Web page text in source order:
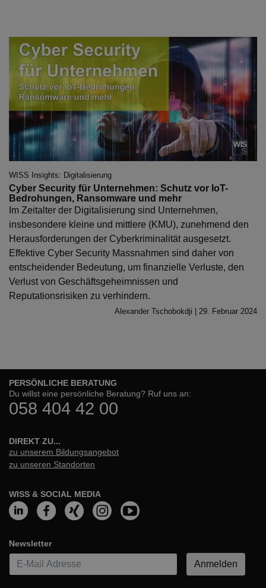
WISS Insights: Digitalisierung
Cyber Security für Unternehmen: Schutz vor IoT-
Bedrohungen, Ransomware und mehr
Im Zeitalter der Digitalisierung sind Unternehmen,
insbesondere kleine und mittlere (KMU), zunehmend den
Herausforderungen der Cyberkriminalität ausgesetzt.
Effektive Cyber Security Massnahmen sind daher von
entscheidender Bedeutung, um finanzielle Verluste, den
Verlust von Geschäftsgeheimnissen und
Reputationsrisiken zu verhindern.
Alexander Tschobokdji | 29. Februar 2024
PERSÖNLICHE BERATUNG
Du willst eine persönliche Beratung? Ruf uns an:
058 404 42 00
DIREKT ZU...
zu unserem Bildungsangebot
zu unseren Standorten
WISS & SOCIAL MEDIA
Newsletter
E-Mail*
Anmelden